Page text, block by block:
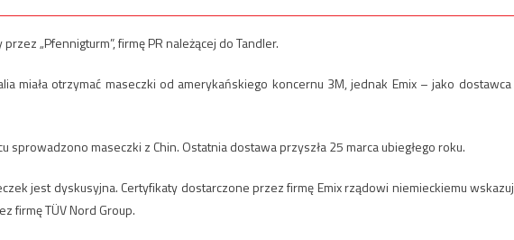
„Pfennigturm”, firmę PR należącej do Tandler.
miała otrzymać maseczki od amerykańskiego koncernu 3M, jednak Emix – jako
sprowadzono maseczki z Chin. Ostatnia dostawa przyszła 25 marca ubiegłego roku.
jest dyskusyjna. Certyfikaty dostarczone przez firmę Emix rządowi niemieckiemu
firmę TÜV Nord Group.